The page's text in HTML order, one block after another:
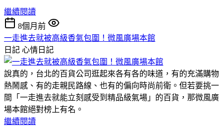
繼續閱讀
8個月前
一走進去就被高級香氣包圍！微風廣場本館
日記 心情日記
說真的，台北的百貨公司逛起來各有各的味道，有的充滿購物
熱鬧感、有的走親民路線、也有的偏向時尚前衛。但若要挑一
間「一走進去就能立刻感受到精品級氣場」的百貨，那微風廣
場本館絕對榜上有名。
繼續閱讀